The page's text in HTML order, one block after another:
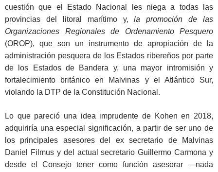
cuestión que el Estado Nacional les niega a todas las
provincias del litoral marítimo y,la promoción de las
Organizaciones Regionales de Ordenamiento Pesquero
(OROP), que son un instrumento de apropiación de la
administración pesquera de los Estados ribereños por parte
de los Estados de Bandera y, una mayor intromisión y
fortalecimiento británico en Malvinas y el Atlántico Sur,
violando la DTP de la Constitución Nacional.
Lo que pareció una idea imprudente de Kohen en 2018,
adquiriría una especial significación, a partir de ser uno de
los principales asesores del ex secretario de Malvinas
Daniel Filmus y del actual secretario Guillermo Carmona y
desde el Consejo tener como función asesorar —nada